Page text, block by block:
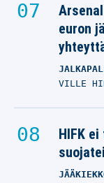
euron
VILLE
HIFK